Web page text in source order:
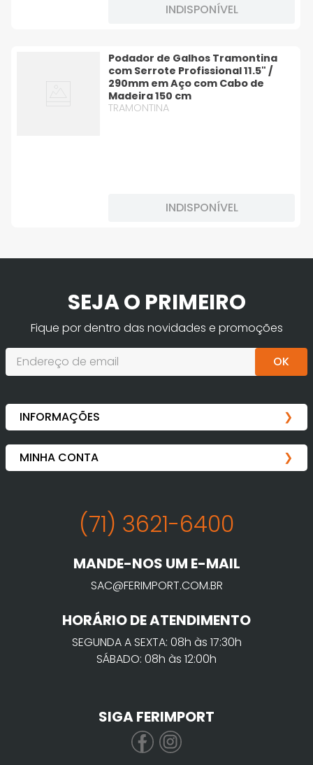
INDISPONÍVEL
Podador de Galhos Tramontina
com Serrote Profissional 11.5" /
290mm em Aço com Cabo de
Madeira 150 cm
TRAMONTINA
INDISPONÍVEL
SEJA O PRIMEIRO
Fique por dentro das novidades e promoções
OK
(71) 3621-6400
MANDE-NOS UM E-MAIL
SAC@FERIMPORT.COM.BR
HORÁRIO DE ATENDIMENTO
SEGUNDA A SEXTA: 08h às 17:30h
SÁBADO: 08h às 12:00h
SIGA FERIMPORT